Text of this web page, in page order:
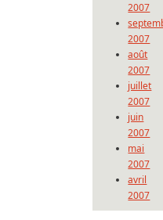
2007
2007
août
2007
juillet
2007
juin
2007
mai
2007
avril
2007